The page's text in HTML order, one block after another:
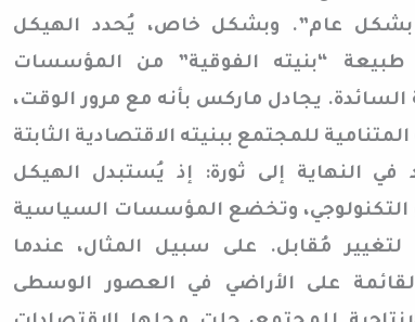
بشكل عام”. وبشكل خاص، يُحدد الهيكل
طبيعة “بنيته الفوقية” من المؤسسات
السائدة. يجادل ماركس بأنه مع مرور الوقت،
للمجتمع ببنيته الاقتصادية الثابتة
في النهاية إلى ثورة: إذ يُستبدل الهيكل
التكنولوجي، وتخضع المؤسسات السياسية
لتغيير مُقابل. على سبيل المثال، عندما
على الأراضي في العصور الوسطى